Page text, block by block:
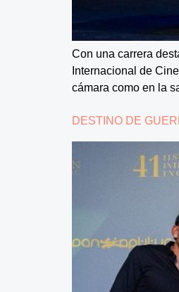
Con una carrera
Internacional de
cámara como en la
DESTINO DE